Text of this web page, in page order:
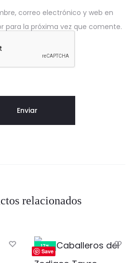
correo electrónico y web en
para la próxima vez que comente.
relacionados
Save
17%